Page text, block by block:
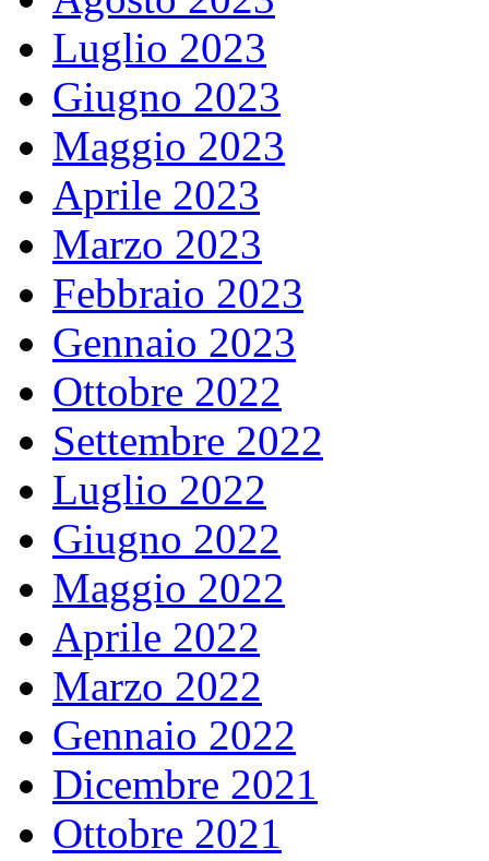
Luglio 2023
Giugno 2023
Maggio 2023
Aprile 2023
Marzo 2023
Febbraio 2023
Gennaio 2023
Ottobre 2022
Settembre 2022
Luglio 2022
Giugno 2022
Maggio 2022
Aprile 2022
Marzo 2022
Gennaio 2022
Dicembre 2021
Ottobre 2021